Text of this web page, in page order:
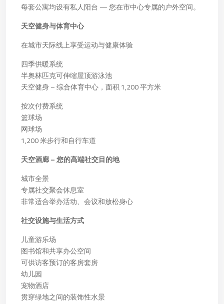
每套公寓均设有私人阳台 — 您在市中心专属的户外空间。
天空健身与体育中心
在城市天际线上享受运动与健康体验
四季供暖系统
半奥林匹克可伸缩屋顶游泳池
天空健身 – 综合体育中心，面积 1,200 平方米
按次付费系统
篮球场
网球场
1,200 米步行和自行车道
天空酒廊 – 您的高端社交目的地
城市全景
专属社交聚会休息室
非常适合举办活动、会议和放松身心
社交设施与生活方式
儿童游乐场
图书馆和共享办公空间
可供访客预订的客房套房
幼儿园
宠物酒店
贯穿绿地之间的装饰性水景